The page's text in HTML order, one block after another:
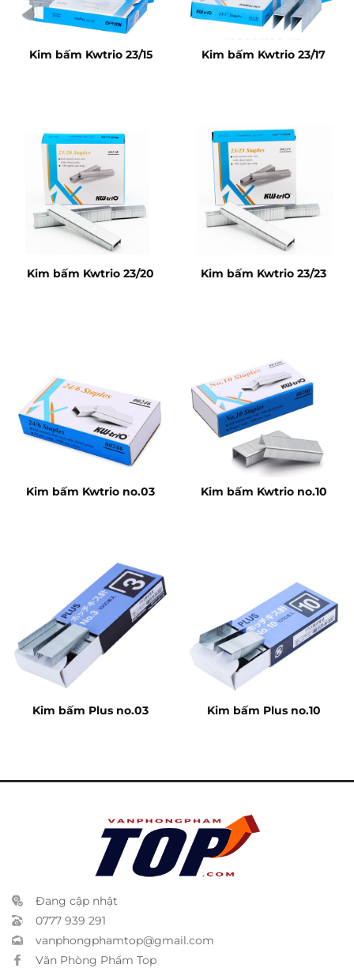
Kim bấm Kwtrio 23/15 Kim bấm Kwtrio 23/17
Kim bấm Kwtrio 23/20 Kim bấm Kwtrio 23/23
Kim bấm Kwtrio no.03 Kim bấm Kwtrio no.10
Kim bấm Plus no.03 Kim bấm Plus no.10
Đang cập nhật
0777 939 291
vanphongphamtop@gmail.com
Văn Phòng Phẩm Top